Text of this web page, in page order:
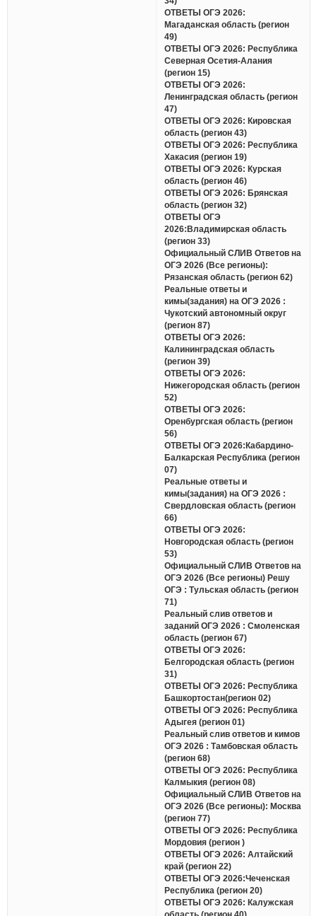
ОТВЕТЫ ОГЭ 2026:
Магаданская область (регион
49)
ОТВЕТЫ ОГЭ 2026: Республика
Северная Осетия-Алания
(регион 15)
ОТВЕТЫ ОГЭ 2026:
Ленинградская область (регион
47)
ОТВЕТЫ ОГЭ 2026: Кировская
область (регион 43)
ОТВЕТЫ ОГЭ 2026: Республика
Хакасия (регион 19)
ОТВЕТЫ ОГЭ 2026: Курская
область (регион 46)
ОТВЕТЫ ОГЭ 2026: Брянская
область (регион 32)
ОТВЕТЫ ОГЭ
2026:Владимирская область
(регион 33)
Официальный СЛИВ Ответов на
ОГЭ 2026 (Все регионы):
Рязанская область (регион 62)
Реальные ответы и
кимы(задания) на ОГЭ 2026 :
Чукотский автономный округ
(регион 87)
ОТВЕТЫ ОГЭ 2026:
Калининградская область
(регион 39)
ОТВЕТЫ ОГЭ 2026:
Нижегородская область (регион
52)
ОТВЕТЫ ОГЭ 2026:
Оренбургская область (регион
56)
ОТВЕТЫ ОГЭ 2026:Кабардино-
Балкарская Республика (регион
07)
Реальные ответы и
кимы(задания) на ОГЭ 2026 :
Свердловская область (регион
66)
ОТВЕТЫ ОГЭ 2026:
Новгородская область (регион
53)
Официальный СЛИВ Ответов на
ОГЭ 2026 (Все регионы) Решу
ОГЭ : Тульская область (регион
71)
Реальный слив ответов и
заданий ОГЭ 2026 : Смоленская
область (регион 67)
ОТВЕТЫ ОГЭ 2026:
Белгородская область (регион
31)
ОТВЕТЫ ОГЭ 2026: Республика
Башкортостан(регион 02)
ОТВЕТЫ ОГЭ 2026: Республика
Адыгея (регион 01)
Реальный слив ответов и кимов
ОГЭ 2026 : Тамбовская область
(регион 68)
ОТВЕТЫ ОГЭ 2026: Республика
Калмыкия (регион 08)
Официальный СЛИВ Ответов на
ОГЭ 2026 (Все регионы): Москва
(регион 77)
ОТВЕТЫ ОГЭ 2026: Республика
Мордовия (регион )
ОТВЕТЫ ОГЭ 2026: Алтайский
край (регион 22)
ОТВЕТЫ ОГЭ 2026:Чеченская
Республика (регион 20)
ОТВЕТЫ ОГЭ 2026: Калужская